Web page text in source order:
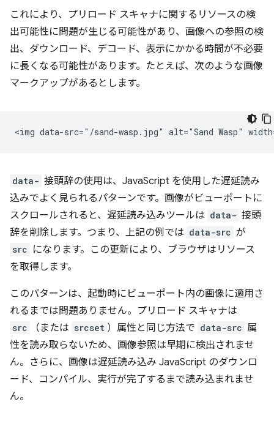
これにより、プリロード スキャナに関するリソースの検
出可能性に問題が生じる可能性があり、画像への参照の検
出、ダウンロード、デコード、表示にかかる時間が不必要
に長くなる可能性があります。たとえば、次のような画像
マークアップがあるとします。
data- 接頭辞の使用は、JavaScript を使用した遅延読み
込みでよく見られるパターンです。画像がビューポートに
スクロールされると、遅延読み込みツールは data- 接頭
辞を削除します。つまり、上記の例では data-src が
src になります。この更新により、ブラウザはリソース
を取得します。
このパターンは、起動時にビューポート内の画像に適用さ
れるまでは問題ありません。プリロード スキャナは
src （または srcset ）属性と同じ方法で data-src 属
性を読み取らないため、画像参照は早期に検出されませ
ん。さらに、画像は遅延読み込み JavaScript のダウンロ
ード、コンパイル、実行が完了するまで読み込まれませ
ん。